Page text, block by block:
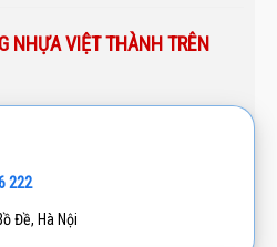
NHỰA VIỆT THÀNH TRÊN
222
Đề, Hà Nội